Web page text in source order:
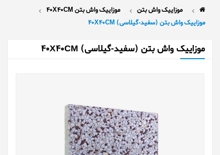
موزاییک واش بتن
موزاییک واش بتن 40X40CM
موزاییک واش بتن (سفید-گیلاسی) 40X40CM
موزاییک واش بتن (سفید-گیلاسی) 40X40CM